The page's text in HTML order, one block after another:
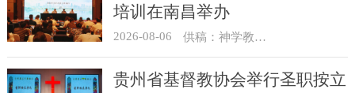
培训在南昌举办
2026-08-06 供稿：神学教育部
贵州省基督教协会举行圣职按立